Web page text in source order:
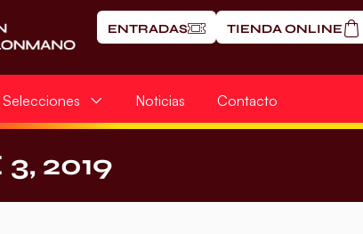
ENTRADAS TIENDA ONLINE
Selecciones Noticias Contacto
2019